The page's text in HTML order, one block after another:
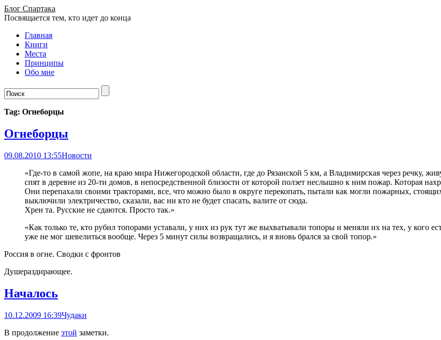
Блог Спартака
Посвящается тем, кто идет до конца
Главная
Книги
Места
Принципы
Обо мне
Tag: Огнеборцы
Огнеборцы
09.08.2010 13:55Новости
«Где-то в самой жопе, на краю мира Нижегородской области, где до Рязанской 5 км, а Владимирская через речку,
спят в деревне из 20-ти домов, в непосредственной близости от которой ползет неслышно к ним пожар. Которая
Они перепахали своими тракторами, все, что можно было в округе перекопать, пытали как могли пожарных,
выключили электричество, сказали, вас ни кто не будет спасать, валите от сюда.
Хрен та. Русские не сдаются. Просто так.»
«Как только те, кто рубил топорами уставали, у них из рук тут же выхватывали топоры и меняли их на тех, у кого
уже не мог шевелиться вообще. Через 5 минут силы возвращались, и я вновь брался за свой топор.»
Россия в огне. Сводки с фронтов
Душераздирающее.
Началось
10.12.2009 16:39Чудаки
В продолжение этой заметки.